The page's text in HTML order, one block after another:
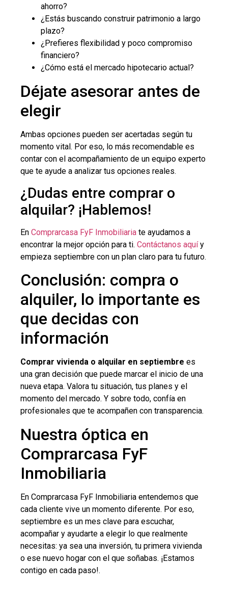
ahorro?
¿Estás buscando construir patrimonio a largo
plazo?
¿Prefieres flexibilidad y poco compromiso
financiero?
¿Cómo está el mercado hipotecario actual?
Déjate asesorar antes de
elegir
Ambas opciones pueden ser acertadas según tu
momento vital. Por eso, lo más recomendable es
contar con el acompañamiento de un equipo experto
que te ayude a analizar tus opciones reales.
¿Dudas entre comprar o
alquilar? ¡Hablemos!
En Comprarcasa FyF Inmobiliaria te ayudamos a
encontrar la mejor opción para ti. Contáctanos aquíy
empieza septiembre con un plan claro para tu futuro.
Conclusión: compra o
alquiler, lo importante es
que decidas con
información
Comprar vivienda o alquilar en septiembre es
una gran decisión que puede marcar el inicio de una
nueva etapa. Valora tu situación, tus planes y el
momento del mercado. Y sobre todo, confía en
profesionales que te acompañen con transparencia.
Nuestra óptica en
Comprarcasa FyF
Inmobiliaria
En Comprarcasa FyF Inmobiliaria entendemos que
cada cliente vive un momento diferente. Por eso,
septiembre es un mes clave para escuchar,
acompañar y ayudarte a elegir lo que realmente
necesitas: ya sea una inversión, tu primera vivienda
o ese nuevo hogar con el que soñabas. ¡Estamos
contigo en cada paso!.